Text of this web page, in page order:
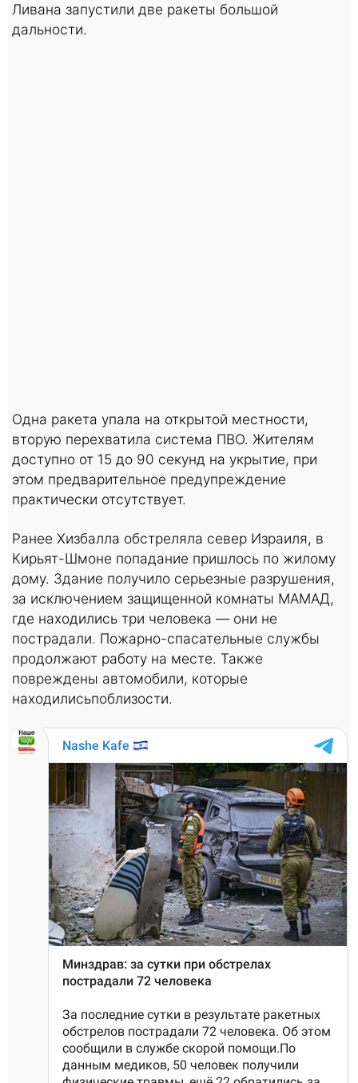
Ливана запустили две ракеты большой
дальности.
Одна ракета упала на открытой местности,
вторую перехватила система ПВО. Жителям
доступно от 15 до 90 секунд на укрытие, при
этом предварительное предупреждение
практически отсутствует.
Ранее Хизбалла обстреляла север Израиля, в
Кирьят-Шмоне попадание пришлось по жилому
дому. Здание получило серьезные разрушения,
за исключением защищенной комнаты МАМАД,
где находились три человека — они не
пострадали. Пожарно-спасательные службы
продолжают работу на месте. Также
повреждены автомобили, которые
находилисьпоблизости.